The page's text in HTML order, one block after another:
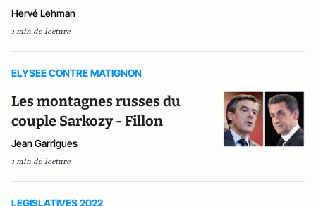
Hervé Lehman
1 min de lecture
ELYSEE CONTRE MATIGNON
Les montagnes russes du
couple Sarkozy - Fillon
Jean Garrigues
1 min de lecture
LEGISLATIVES 2022